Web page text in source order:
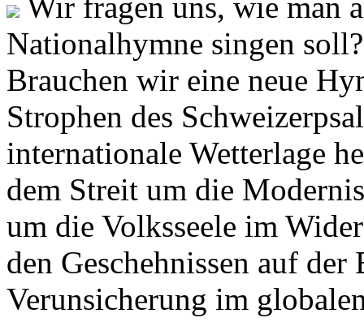
Nationalhymne singen
Brauchen wir eine neue
Strophen des
internationale Wetterlage
dem Streit um die
um die Volksseele im
den Geschehnissen auf
Verunsicherung im